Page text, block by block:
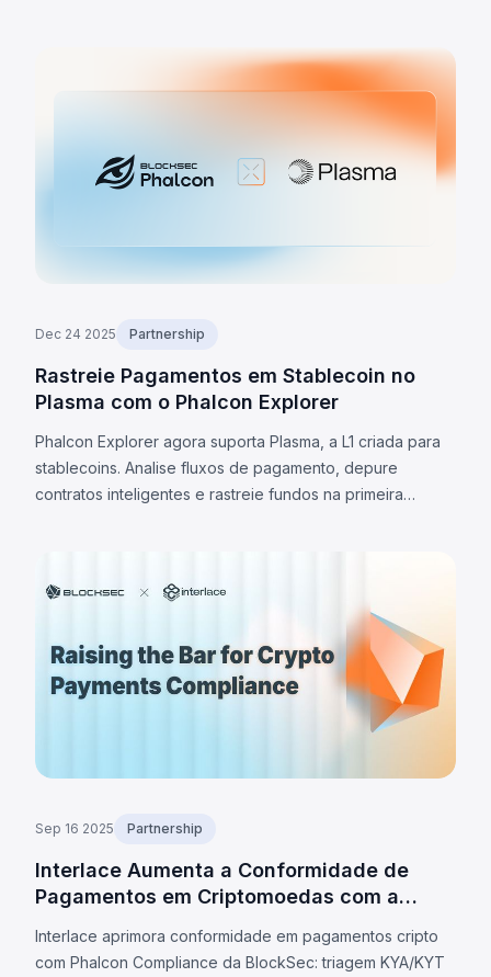
Dec 24 2025 Partnership
Rastreie Pagamentos em Stablecoin no
Plasma com o Phalcon Explorer
Phalcon Explorer agora suporta Plasma, a L1 criada para
stablecoins. Analise fluxos de pagamento, depure
contratos inteligentes e rastreie fundos na primeira
Sep 16 2025 Partnership
Interlace Aumenta a Conformidade de
Pagamentos em Criptomoedas com a
Interlace aprimora conformidade em pagamentos cripto
com Phalcon Compliance da BlockSec: triagem KYA/KYT